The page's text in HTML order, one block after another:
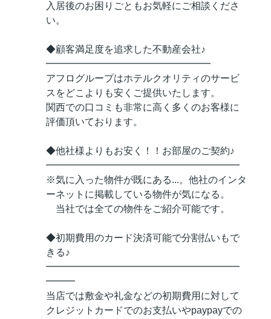
入居後のお困りごともお気軽にご相談くださ
い。
◆顧客満足度を追求した不動産会社♪
━━━━━━━━━━━━━━━━━
アフログループはホテルクオリティのサービ
スをどこよりも安くご提供いたします。
関西での口コミも非常に高く多くのお客様に
評価頂いております。
◆他社様よりもお安く！！お部屋のご契約♪
━━━━━━━━━━━━━━━━━━━━
※気に入った物件が既にある...。他社のインタ
ーネットに掲載している物件が気になる。
当社では全ての物件をご紹介可能です。
◆初期費用のカード決済可能で分割払いもで
きる♪
━━━━━━━━━━━━━━━━━━━━
━━━
当店では敷金や礼金などの初期費用に対して
クレジットカードでのお支払いやpaypayでの